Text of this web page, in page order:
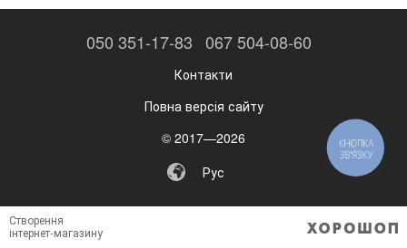
050 351-17-83 067 504-08-60
Контакти
Повна версія сайту
© 2017—2026
Рус
Створення
інтернет-магазину